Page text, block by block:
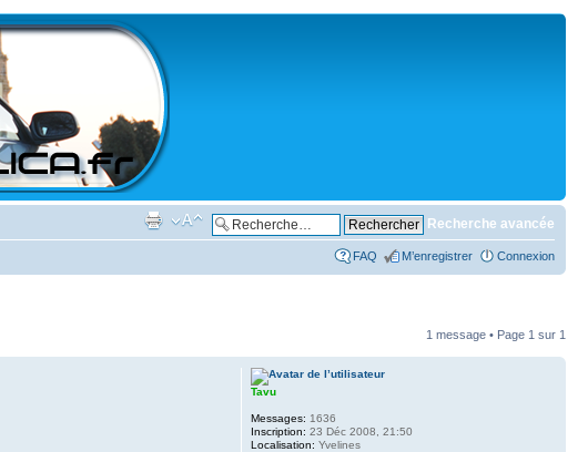
Recherche avancée
FAQ M’enregistrer Connexion
1 message • Page 1 sur 1
Tavu
Messages: 1636
Inscription: 23 Déc 2008, 21:50
Localisation: Yvelines